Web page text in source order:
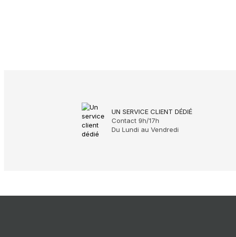
UN SERVICE CLIENT DÉDIÉ
Contact 9h/17h
Du Lundi au Vendredi